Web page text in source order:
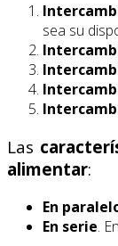
sea su
Las
alimentar:
En
En serie.